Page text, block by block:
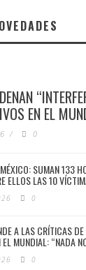
EN EL
/ 0
SUMAN 133
ELLOS LAS 10
0
A LAS CRÍTICAS
EL MUNDIAL: “NADA
0